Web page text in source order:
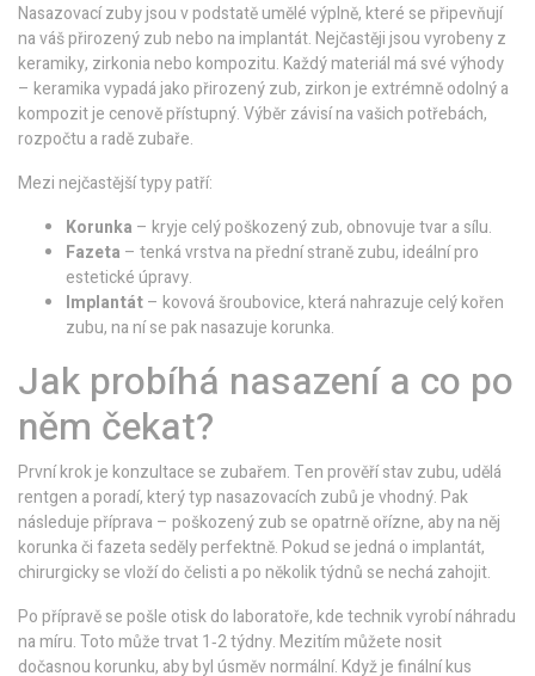
Nasazovací zuby jsou v podstatě umělé výplně, které se připevňují
na váš přirozený zub nebo na implantát. Nejčastěji jsou vyrobeny z
keramiky, zirkonia nebo kompozitu. Každý materiál má své výhody
– keramika vypadá jako přirozený zub, zirkon je extrémně odolný a
kompozit je cenově přístupný. Výběr závisí na vašich potřebách,
rozpočtu a radě zubaře.
Mezi nejčastější typy patří:
Korunka – kryje celý poškozený zub, obnovuje tvar a sílu.
Fazeta – tenká vrstva na přední straně zubu, ideální pro
estetické úpravy.
Implantát– kovová šroubovice, která nahrazuje celý kořen
zubu, na ní se pak nasazuje korunka.
Jak probíhá nasazení a co po
něm čekat?
První krok je konzultace se zubařem. Ten prověří stav zubu, udělá
rentgen a poradí, který typ nasazovacích zubů je vhodný. Pak
následuje příprava – poškozený zub se opatrně ořízne, aby na něj
korunka či fazeta seděly perfektně. Pokud se jedná o implantát,
chirurgicky se vloží do čelisti a po několik týdnů se nechá zahojit.
Po přípravě se pošle otisk do laboratoře, kde technik vyrobí náhradu
na míru. Toto může trvat 1‑2 týdny. Mezitím můžete nosit
dočasnou korunku, aby byl úsměv normální. Když je finální kus